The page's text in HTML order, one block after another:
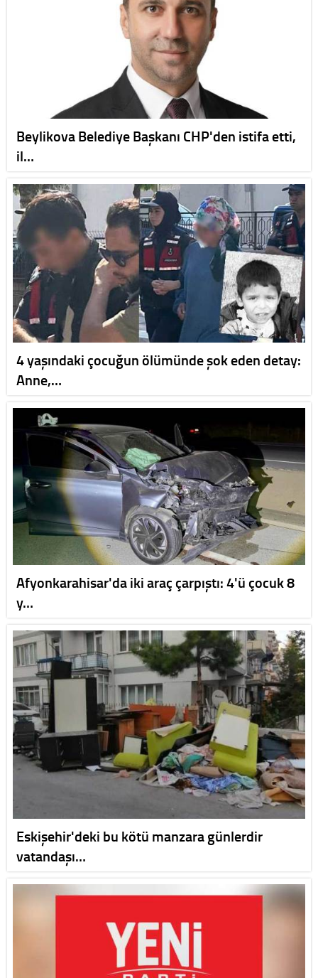
Beylikova Belediye Başkanı CHP'den istifa etti,
il…
4 yaşındaki çocuğun ölümünde şok eden detay:
Anne,…
Afyonkarahisar'da iki araç çarpıştı: 4'ü çocuk 8
y…
Eskişehir'deki bu kötü manzara günlerdir
vatandaşı…